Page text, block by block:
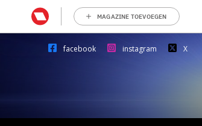
MAGAZINE TOEVOEGEN
facebook instagram X